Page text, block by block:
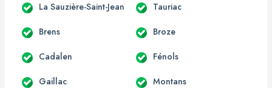
La Sauzière-Saint-Jean Tauriac
Brens Broze
Cadalen Fénols
Gaillac Montans